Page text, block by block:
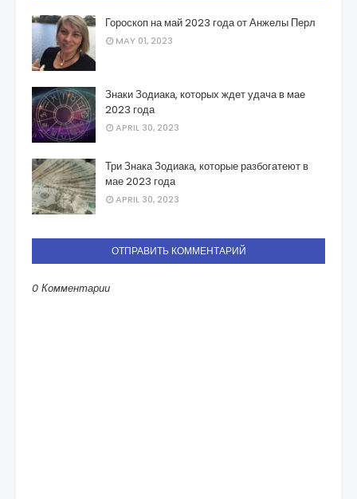
Гороскоп на май 2023 года от Анжелы Перл
MAY 01, 2023
Знаки Зодиака, которых ждет удача в мае
2023 года
APRIL 30, 2023
Три Знака Зодиака, которые разбогатеют в
мае 2023 года
APRIL 30, 2023
ОТПРАВИТЬ КОММЕНТАРИЙ
0 Комментарии